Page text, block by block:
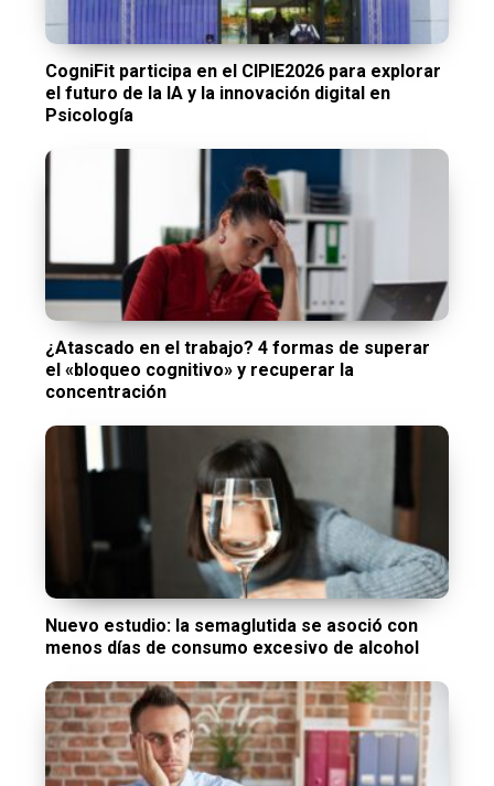
CogniFit participa en el CIPIE2026 para explorar
el futuro de la IA y la innovación digital en
Psicología
¿Atascado en el trabajo? 4 formas de superar
el «bloqueo cognitivo» y recuperar la
concentración
Nuevo estudio: la semaglutida se asoció con
menos días de consumo excesivo de alcohol